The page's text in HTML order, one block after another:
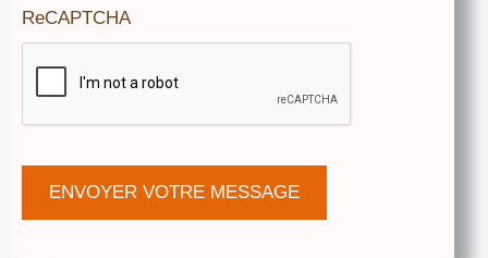
ReCAPTCHA